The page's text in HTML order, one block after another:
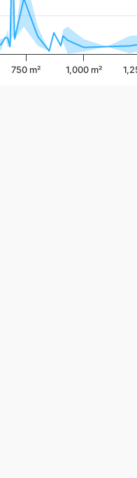
750 m² 1,000 m²